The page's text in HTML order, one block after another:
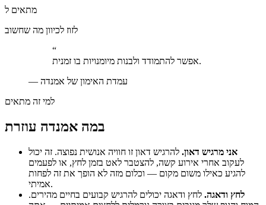
מתאים ל
לזוז לכיוון מה שחשוב
“
אפשר להתמודד ולבנות מיומנויות בו זמנית.
— עמדת האימון של אמנדה
למי זה מתאים
במה אמנדה עוזרת
אני מרגיש דאון. להרגיש דאון זו חוויה אנושית נפוצה. זה יכול
לעקוב אחרי אירוע קשה, להצטבר לאט בזמן לחץ, או לפעמים
להגיע כאילו משום מקום — וכלום מזה לא הופך את זה לפחות
אמיתי.
לחץ ודאגה. לחץ ודאגה יכולים להרגיש קבועים בחיים מהירים.